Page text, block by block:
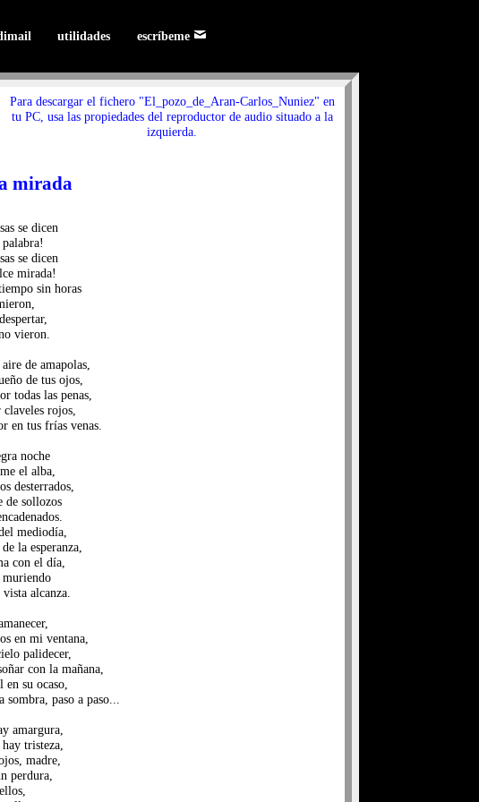
utilidades escríbeme
Para descargar el fichero "El_pozo_de_Aran-Carlos_Nuniez" en
tu PC, usa las propiedades del reproductor de audio situado a la
izquierda.
mirada
se dicen
se dicen
mirada!
sin horas
vieron.
de amapolas,
de tus ojos,
todas las penas,
rojos,
en tus frías venas.
noche
el alba,
desterrados,
de sollozos
mediodía,
la esperanza,
con el día,
muriendo
alcanza.
en mi ventana,
palidecer,
con la mañana,
su ocaso,
paso a paso...
amargura,
tristeza,
madre,
perdura,